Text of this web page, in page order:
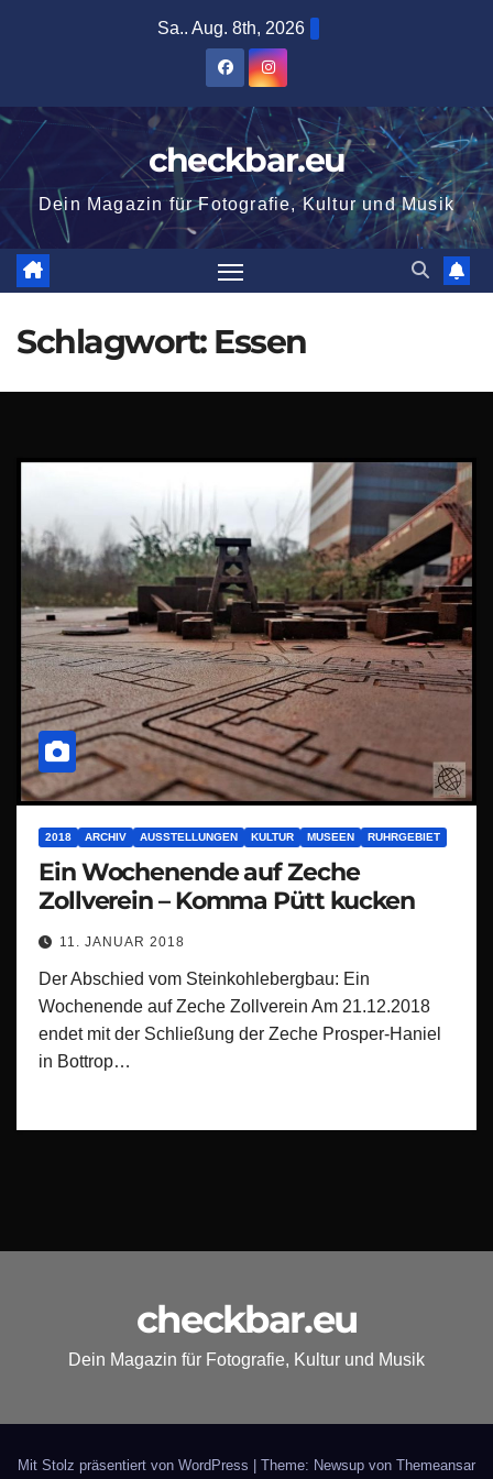
Sa.. Aug. 8th, 2026
checkbar.eu
Dein Magazin für Fotografie, Kultur und Musik
Schlagwort: Essen
2018 ARCHIV AUSSTELLUNGEN KULTUR MUSEEN RUHRGEBIET
Ein Wochenende auf Zeche
Zollverein – Komma Pütt kucken
11. JANUAR 2018
Der Abschied vom Steinkohlebergbau: Ein
Wochenende auf Zeche Zollverein Am 21.12.2018
endet mit der Schließung der Zeche Prosper-Haniel
in Bottrop…
checkbar.eu
Dein Magazin für Fotografie, Kultur und Musik
Mit Stolz präsentiert von WordPress Theme: Newsup von Themeansar